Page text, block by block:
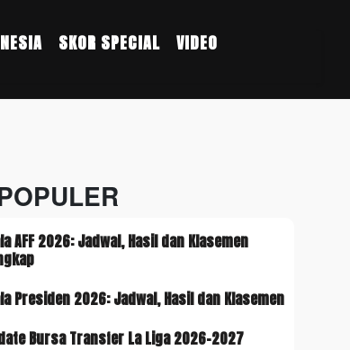
SKOR SPECIAL VIDEO
AFF 2026: Jadwal, Hasil dan Klasemen
Presiden 2026: Jadwal, Hasil dan Klasemen
Bursa Transfer La Liga 2026-2027